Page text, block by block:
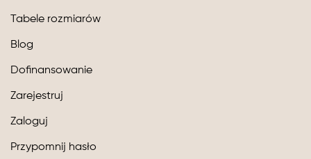
Tabele rozmiarów
Blog
Dofinansowanie
Zarejestruj
Zaloguj
Przypomnij hasło